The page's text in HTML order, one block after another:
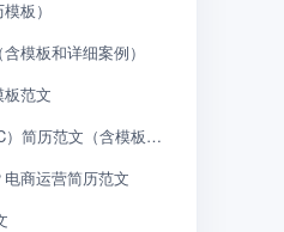
板）
模板和详细案例）
范文
临床研究协调员（CRC）简历范文（含模板和详细案例）
商运营简历范文